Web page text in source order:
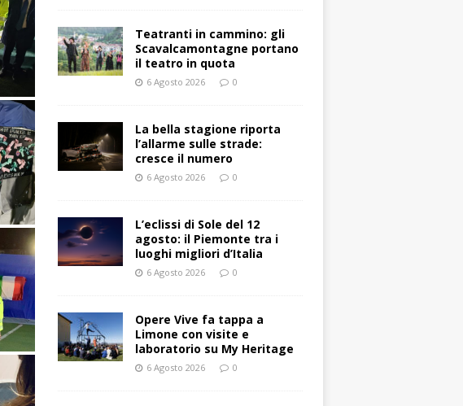
Teatranti in cammino: gli
Scavalcamontagne portano
il teatro in quota
6 Agosto 2026 0
La bella stagione riporta
l’allarme sulle strade:
cresce il numero
6 Agosto 2026 0
L’eclissi di Sole del 12
agosto: il Piemonte tra i
luoghi migliori d’Italia
6 Agosto 2026 0
Opere Vive fa tappa a
Limone con visite e
laboratorio su My Heritage
6 Agosto 2026 0